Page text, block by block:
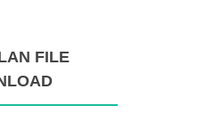
FILE